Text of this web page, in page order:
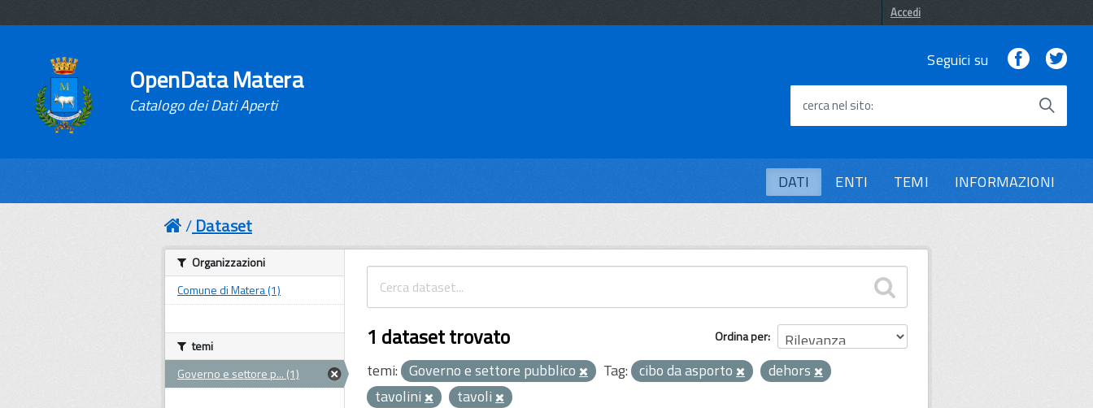
Accedi
OpenData Matera
Catalogo dei Dati Aperti
Seguici su Facebook
cerca nel sito
DATI ENTI TEMI INFORMAZIONI
Dataset
Ordina per
1 dataset trovato
temi: Governo e settore pubblico Tag: cibo da asporto
dehors
tavolini
tavoli
Organizzazioni
Comune di Matera (1)
temi
Governo e settore p... (1)